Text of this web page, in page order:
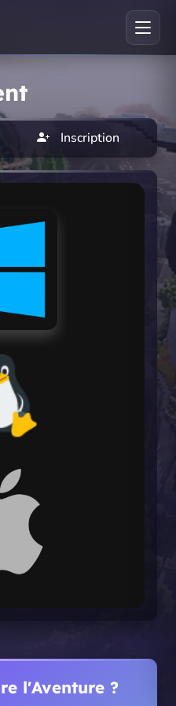
Inscription
l'Aventure ?